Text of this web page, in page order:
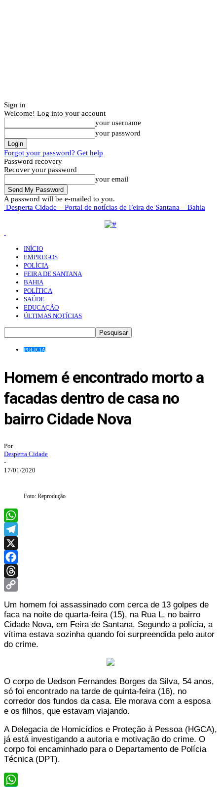
Sign in
Welcome! Log into your account
your username
your password
Forgot your password? Get help
Password recovery
Recover your password
your email
A password will be e-mailed to you.
Desperta Cidade – Portal de notícias de Feira de Santana – Bahia
INÍCIO
EMPREGOS
POLÍCIA
FEIRA DE SANTANA
BAHIA
POLÍTICA
SAÚDE
EDUCAÇÃO
ÚLTIMAS NOTÍCIAS
POLÍCIA
Homem é encontrado morto a
facadas dentro de casa no
bairro Cidade Nova
Por
Desperta Cidade
-
17/01/2020
Foto: Reprodução
WhatsApp
Telegram
X
Facebook
Threads
Link
Um homem foi assassinado com cerca de 13 golpes de
faca na noite de quarta-feira (15), na Rua L, no bairro
Cidade Nova, em Feira de Santana. Segundo a polícia, a
vítima estava sozinha quando foi surpreendida pelo autor
do crime.
O corpo de Uedson Fernandes Borges da Silva, 54 anos,
só foi encontrado na tarde de quinta-feira (16), no
corredor dos fundos da casa. Ele morava com a esposa
e os filhos, que estavam viajando.
A Delegacia de Homicídios e Proteção à Pessoa (HGCA),
já está investigando a autoria e motivação do crime. O
corpo foi encaminhado para o Departamento de Polícia
Técnica (DPT).